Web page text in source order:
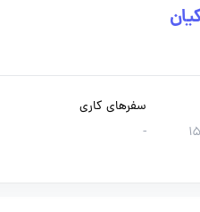
الی 15:50
سفرهای کاری
-